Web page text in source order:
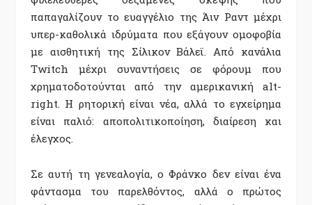
παπαγαλίζουν το ευαγγέλιο της Άιν Ραντ μέχρι
υπερ-καθολικά ιδρύματα που εξάγουν ομοφοβία
με αισθητική της Σίλικον Βάλεϊ. Από κανάλια
Twitch μέχρι συναντήσεις σε φόρουμ που
χρηματοδοτούνται από την αμερικανική alt-
right. Η ρητορική είναι νέα, αλλά το εγχείρημα
είναι παλιό: αποπολιτικοποίηση, διαίρεση και
έλεγχος.
Σε αυτή τη γενεαλογία, ο Φράνκο δεν είναι ένα
φάντασμα του παρελθόντος, αλλά ο πρώτος